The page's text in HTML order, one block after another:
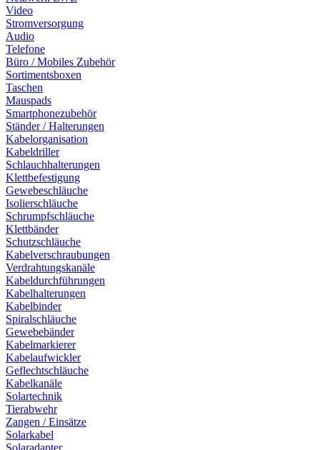
Video
Stromversorgung
Audio
Telefone
Büro / Mobiles Zubehör
Sortimentsboxen
Taschen
Mauspads
Smartphonezubehör
Ständer / Halterungen
Kabelorganisation
Kabeldriller
Schlauchhalterungen
Klettbefestigung
Gewebeschläuche
Isolierschläuche
Schrumpfschläuche
Klettbänder
Schutzschläuche
Kabelverschraubungen
Verdrahtungskanäle
Kabeldurchführungen
Kabelhalterungen
Kabelbinder
Spiralschläuche
Gewebebänder
Kabelmarkierer
Kabelaufwickler
Geflechtschläuche
Kabelkanäle
Solartechnik
Tierabwehr
Zangen / Einsätze
Solarkabel
Solaradapter